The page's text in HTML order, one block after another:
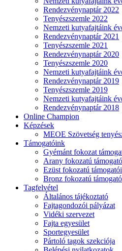
Rendezvénynaptár 2022
Tenyészszemle 2022
Nemzeti kutyafajtáink
Rendezvénynaptár 2021
Tenyészszemle 2021
Rendezvénynaptár 2020
Tenyészszemle 2020
Nemzeti kutyafajtáink
Rendezvénynaptár 2019
Tenyészszemle 2019
Nemzeti kutyafajtáink
Rendezvénynaptár 2018
Online Champion
Képzések
MEOE Szövetség
Támogatóink
Gyémánt fokozat
Arany fokozatú
Ezüst fokozatú
Bronz fokozatú
Tagfelvétel
Általános tájékoztató
Fajtagondozói pályázat
Vidéki szervezet
Fajta egyesület
Sportegyesület
Pártoló tagok szekciója